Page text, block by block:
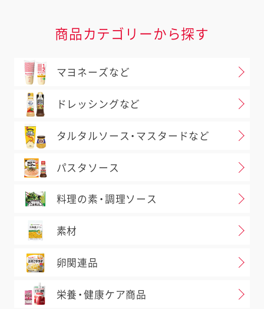
商品カテゴリーから探す
マヨネーズなど
ドレッシングなど
タルタルソース・マスタードなど
パスタソース
料理の素・調理ソース
素材
卵関連品
栄養・健康ケア商品